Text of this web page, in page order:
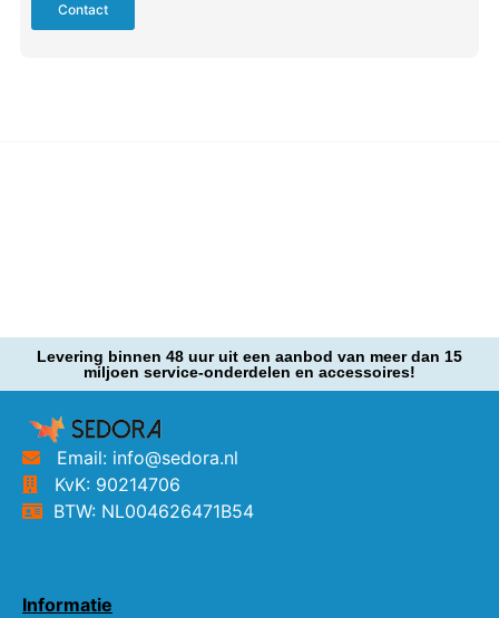
Contact
Levering binnen 48 uur uit een aanbod van meer dan 15
miljoen service-onderdelen en accessoires!
Email: info@sedora.nl
KvK: 90214706
BTW: NL004626471B54
Informatie